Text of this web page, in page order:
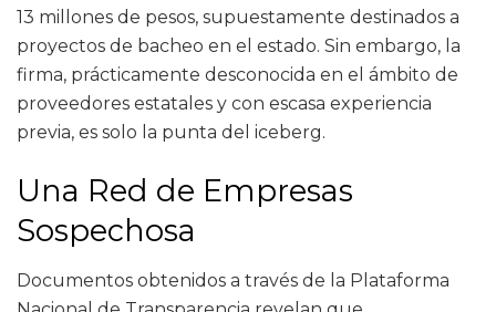
13 millones de pesos, supuestamente destinados a
proyectos de bacheo en el estado. Sin embargo, la
firma, prácticamente desconocida en el ámbito de
proveedores estatales y con escasa experiencia
previa, es solo la punta del iceberg.
Una Red de Empresas
Sospechosa
Documentos obtenidos a través de la Plataforma